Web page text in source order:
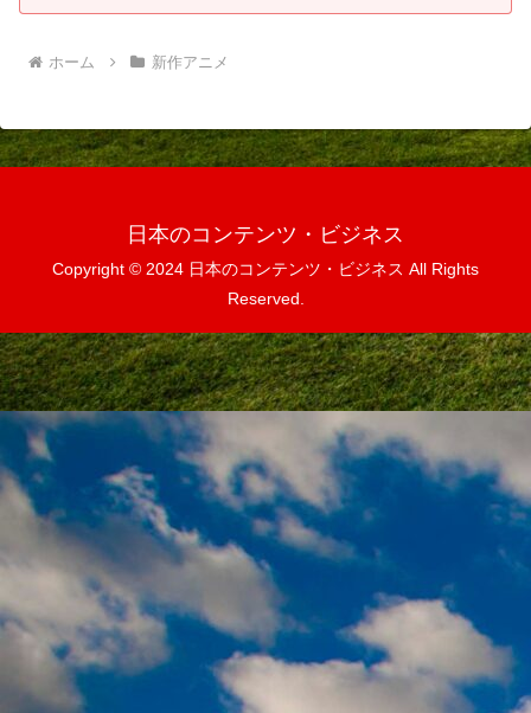
ホーム 新作アニメ
日本のコンテンツ・ビジネス
Copyright © 2024 日本のコンテンツ・ビジネス All Rights
Reserved.